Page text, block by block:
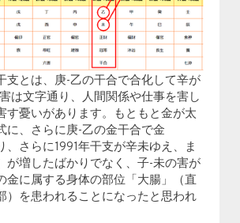
支とは、庚-乙の干合で合化して辛が
は文字通り、人間関係や仕事を害し
す憂いがあります。もともと金が太
に、さらに庚-乙の金干合で金
、さらに1991年干支が辛未ゆえ、ま
が増したばかりでなく、子-未の害が
金に属する身体の部位「大腸」（直
）を患われることになったと思われ